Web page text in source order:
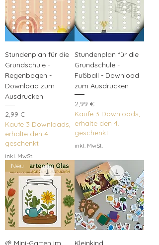
Stundenplan für die
Grundschule -
Regenbogen -
Download zum
Ausdrucken
Preis
2,99 €
Kaufe 3 Downloads,
erhalte den 4.
geschenkt
inkl. MwSt.
Stundenplan für die
Grundschule -
Fußball - Download
zum Ausdrucken
Preis
2,99 €
Kaufe 3 Downloads,
erhalte den 4.
geschenkt
inkl. MwSt.
Neu
🌱 Mini-Garten im
Kleinkind